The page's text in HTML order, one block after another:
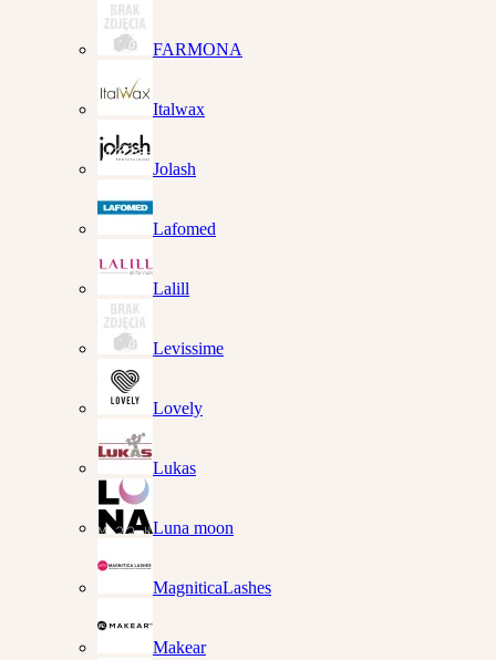
FARMONA
Italwax
Jolash
Lafomed
Lalill
Levissime
Lovely
Lukas
Luna moon
MagniticaLashes
Makear